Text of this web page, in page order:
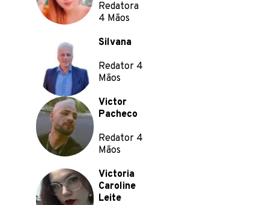
Redatora
4 Mãos
Silvana
Redator 4
Mãos
Victor
Pacheco
Redator 4
Mãos
Victoria
Caroline
Leite